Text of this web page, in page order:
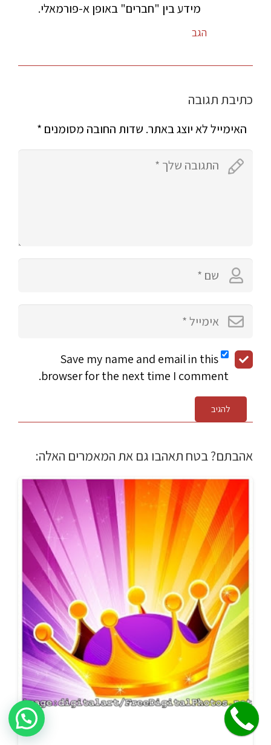
מידע בין "חברים" באופן א-פורמאלי.
הגב
כתיבת תגובה
האימייל לא יוצג באתר. שדות החובה מסומנים *
Save my name and email in this
browser for the next time I comment.
להגיב
אהבתם? בטח תאהבו גם את המאמרים האלה: